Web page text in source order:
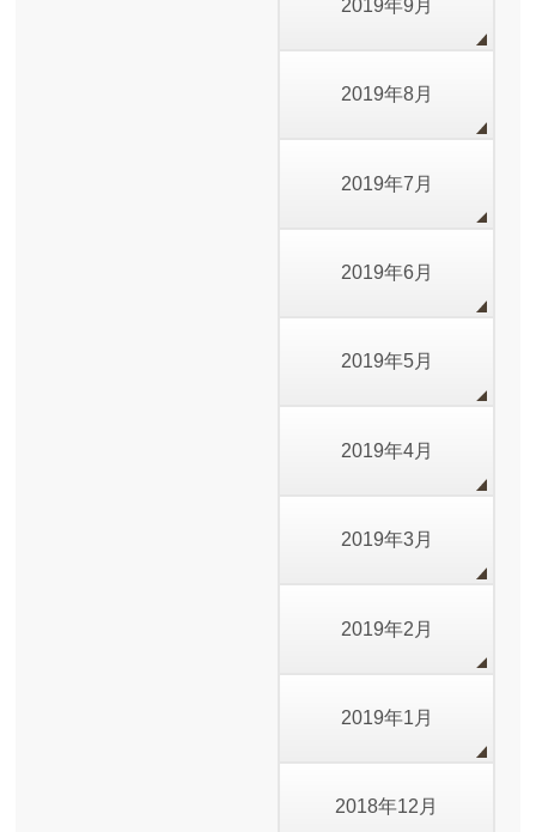
2019年9月
2019年8月
2019年7月
2019年6月
2019年5月
2019年4月
2019年3月
2019年2月
2019年1月
2018年12月